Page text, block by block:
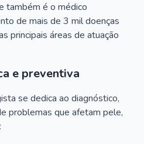
também é o médico
de mais de 3 mil doenças
principais áreas de atuação
e preventiva
se dedica ao diagnóstico,
problemas que afetam pele,